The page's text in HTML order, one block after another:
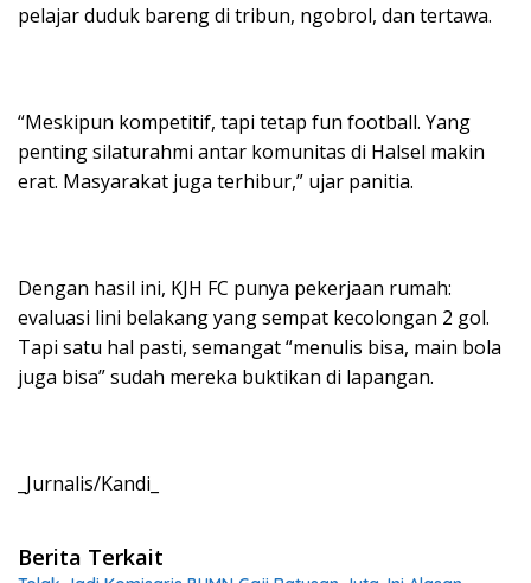
pelajar duduk bareng di tribun, ngobrol, dan tertawa.
“Meskipun kompetitif, tapi tetap fun football. Yang
penting silaturahmi antar komunitas di Halsel makin
erat. Masyarakat juga terhibur,” ujar panitia.
Dengan hasil ini, KJH FC punya pekerjaan rumah:
evaluasi lini belakang yang sempat kecolongan 2 gol.
Tapi satu hal pasti, semangat “menulis bisa, main bola
juga bisa” sudah mereka buktikan di lapangan.
_Jurnalis/Kandi_
Berita Terkait